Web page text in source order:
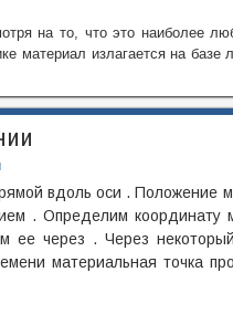
на то, что это наиболее
излагается на базе
вдоль оси . Положение
. Определим координату
ее через . Через
материальная точка